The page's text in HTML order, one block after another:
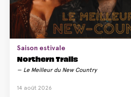
Saison estivale
Northern Trails
Le Meilleur du New Country
14 août 2026